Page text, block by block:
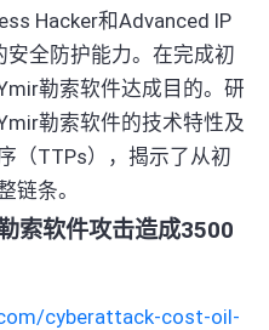
Hacker和Advanced IP
安全防护能力。在完成初
勒索软件达成目的。研
勒索软件的技术特性及
（TTPs），揭示了从初
链条。
索软件攻击造成3500
cyberattack-cost-oil-